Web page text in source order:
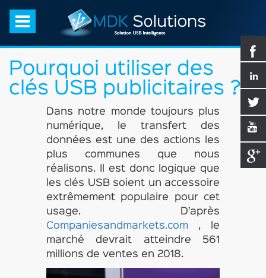
Pourquoi utiliser des
clés USB publicitaires ?
Dans notre monde toujours plus
numérique, le transfert des
données est une des actions les
plus communes que nous
réalisons. Il est donc logique que
les clés USB soient un accessoire
extrêmement populaire pour cet
usage. D’après
Companiesandmarkets.com, le
marché devrait atteindre 561
millions de ventes en 2018.